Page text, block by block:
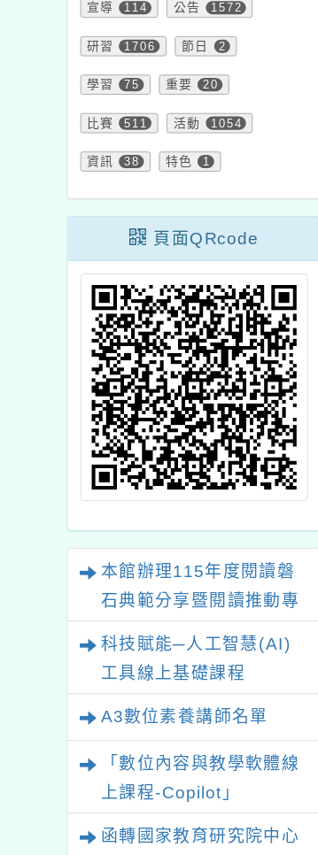
宣導 114 公告 1572
研習 1706 節日 2
學習 75 重要 20
比賽 511 活動 1054
資訊 38 特色 1
頁面QRcode
本館辦理115年度閱讀磐
石典範分享暨閱讀推動專
業研習
科技賦能─人工智慧(AI)
工具線上基礎課程
A3數位素養講師名單
「數位內容與教學軟體線
上課程-Copilot」
函轉國家教育研究院中心
大學辦理113
月「原住民族
「IVY CUP長春藤大
學聯盟國際口語大賽說